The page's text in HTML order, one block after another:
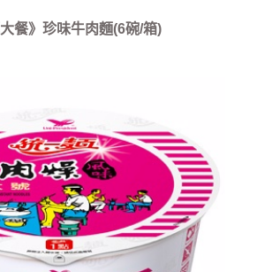
大餐》珍味牛肉麵(6碗/箱)